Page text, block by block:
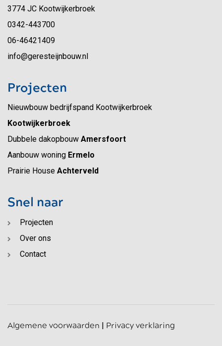
3774 JC Kootwijkerbroek
0342-443700
06-46421409
info@geresteijnbouw.nl
Nieuwbouw bedrijfspand Kootwijkerbroek
Kootwijkerbroek
Dubbele dakopbouw Amersfoort
Aanbouw woning Ermelo
Prairie House Achterveld
Projecten
Snel naar
Projecten
Over ons
Contact
Algemene voorwaarden | Privacy verklaring